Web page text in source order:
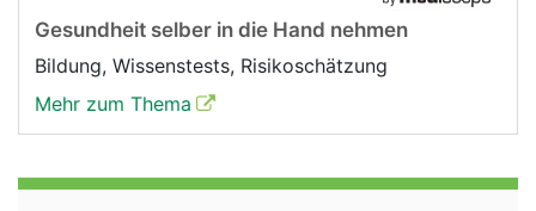
Gesundheit selber in die Hand nehmen
Bildung, Wissenstests, Risikoschätzung
Mehr zum Thema